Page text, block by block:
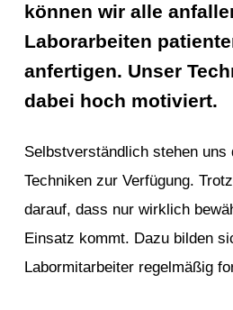
können wir alle
Laborarbeiten
anfertigen. Unser
dabei hoch motiviert.
Selbstverständlich stehen uns
Techniken zur Verfügung.
darauf, dass nur wirklich
Einsatz kommt. Dazu bilden
Labormitarbeiter regelmäßig